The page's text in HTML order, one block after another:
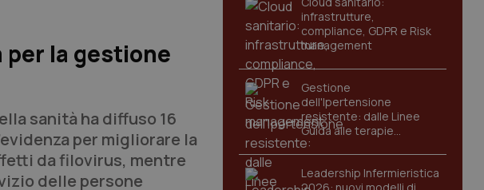
per la gestione
sanità ha diffuso 16
per migliorare la
da filovirus, mentre
delle persone
infrastrutture,
compliance, GDPR e Risk
management
Gestione
dell'Ipertensione
resistente: dalle Linee
Guida alle terapie
innovative
Leadership Infermieristica